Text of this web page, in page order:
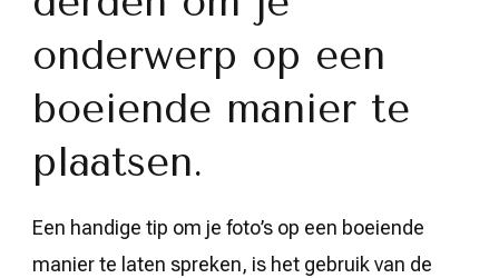
onderwerp op een
boeiende manier te
plaatsen.
Een handige tip om je foto’s op een boeiende
manier te laten spreken, is het gebruik van de